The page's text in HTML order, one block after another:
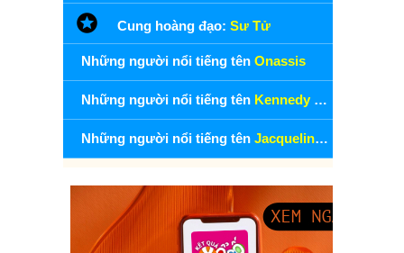
Cung hoàng đạo: Sư Tử
Những người nổi tiếng tên Onassis
Những người nổi tiếng tên Kennedy Onassis
Những người nổi tiếng tên Jacqueline Kennedy Onassis